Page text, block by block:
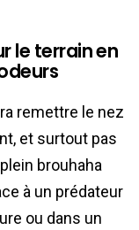
le terrain en
remettre le nez
et surtout pas
brouhaha
à un prédateur
ou dans un